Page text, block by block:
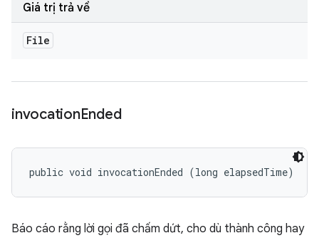
Giá trị trả về
File
invocationEnded
public void invocationEnded (long elapsedTime)
Báo cáo rằng lời gọi đã chấm dứt, cho dù thành công hay